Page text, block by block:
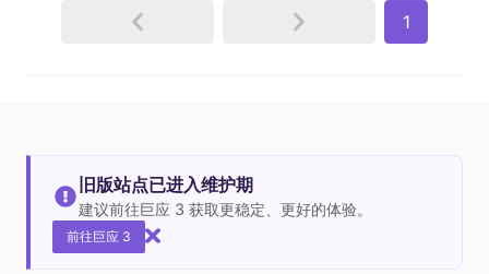
1
旧版站点已进入维护期
建议前往巨应 3 获取更稳定、更好的体验。
前往巨应 3